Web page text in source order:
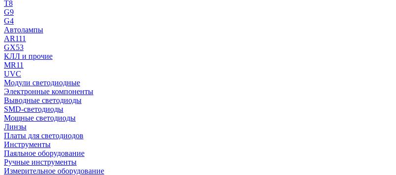
T8
G9
G4
Автолампы
AR111
GX53
КЛЛ и прочие
MR11
UVC
Модули светодиодные
Электронные компоненты
Выводные светодиоды
SMD-светодиоды
Мощные светодиоды
Линзы
Платы для светодиодов
Инструменты
Паяльное оборудование
Ручные инструменты
Измерительное оборудование